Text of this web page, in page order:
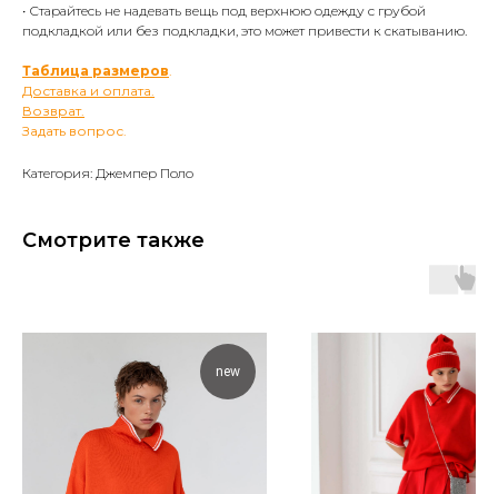
• Старайтесь не надевать вещь под верхнюю одежду с грубой
подкладкой или без подкладки, это может привести к скатыванию.
Таблица размеров
Доставка и оплата.
Возврат.
Задать вопрос.
Категория: Джемпер Поло
Смотрите также
new